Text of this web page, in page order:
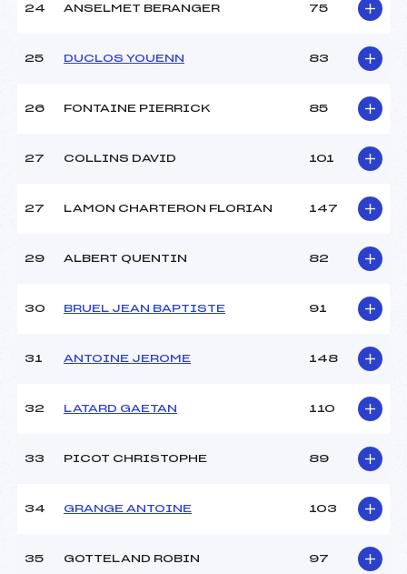
24 ANSELMET BERANGER 75
25 DUCLOS YOUENN 83
26 FONTAINE PIERRICK 85
27 COLLINS DAVID 101
27 LAMON CHARTERON FLORIAN 147
29 ALBERT QUENTIN 82
30 BRUEL JEAN BAPTISTE 91
31 ANTOINE JEROME 148
32 LATARD GAETAN 110
33 PICOT CHRISTOPHE 89
34 GRANGE ANTOINE 103
35 GOTTELAND ROBIN 97